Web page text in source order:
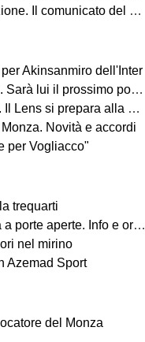
del club biancorosso
Akinsanmiro dell'Inter
portiere biancorosso?
alla Como Cup in Brianza
Novità e accordi
per Vogliacco"
trequarti
aperte. Info e orari
nel mirino
Azemad Sport
del Monza